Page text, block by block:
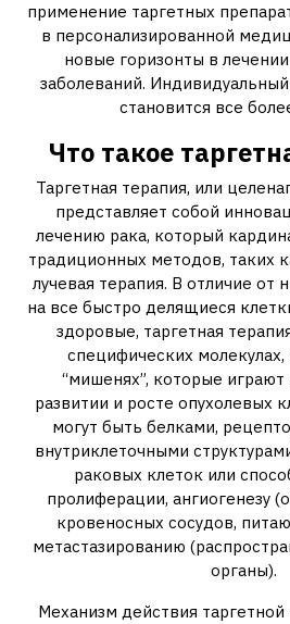
применение таргетных
в персонализированной
новые горизонты в
заболеваний.
становится все
Что такое
Таргетная терапия‚ или
представляет собой
лечению рака‚ который
традиционных методов‚ таких
лучевая терапия. В отличие от
на все быстро делящиеся
здоровые‚ таргетная
специфических
“мишенях”‚ которые
развитии и росте опухолевых
могут быть белками‚
внутриклеточными
раковых клеток или
пролиферации‚ ангиогенезу
кровеносных сосудов‚
метастазированию
органы).
Механизм действия